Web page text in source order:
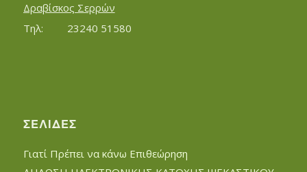
Δραβίσκος Σερρών
Τηλ:		23240 51580
ΣΕΛΊΔΕΣ
Γιατί Πρέπει να κάνω Επιθεώρηση